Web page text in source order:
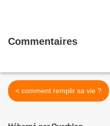
Commentaires
< comment remplir sa vie ?